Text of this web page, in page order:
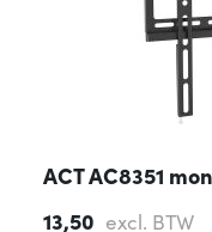
ACT AC8351
13,50 excl. BTW